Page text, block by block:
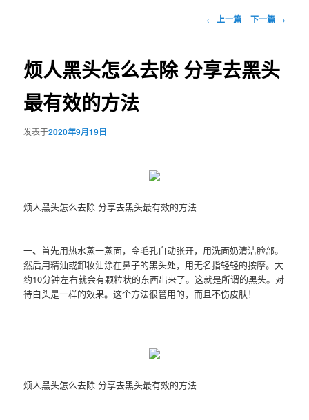
文
航
← 上一篇 下一篇 →
烦人黑头怎么去除 分享去黑头
最有效的方法
发表于2020年9月19日
烦人黑头怎么去除 分享去黑头最有效的方法
一、首先用热水蒸一蒸面，令毛孔自动张开，用洗面奶清洁脸部。
然后用精油或卸妆油涂在鼻子的黑头处，用无名指轻轻的按摩。大
约10分钟左右就会有颗粒状的东西出来了。这就是所谓的黑头。对
待白头是一样的效果。这个方法很管用的，而且不伤皮肤！
烦人黑头怎么去除 分享去黑头最有效的方法